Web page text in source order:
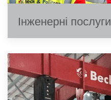
Інженерні послуги